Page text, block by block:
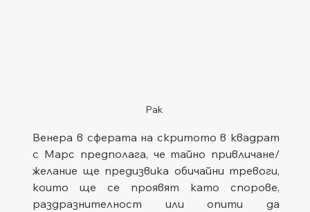
Рак
Венера в сферата на скритото в квадрат
с Марс предполага, че тайно привличане/
желание ще предизвика обичайни тревоги,
които ще се проявят като спорове,
раздразнителност или опити да